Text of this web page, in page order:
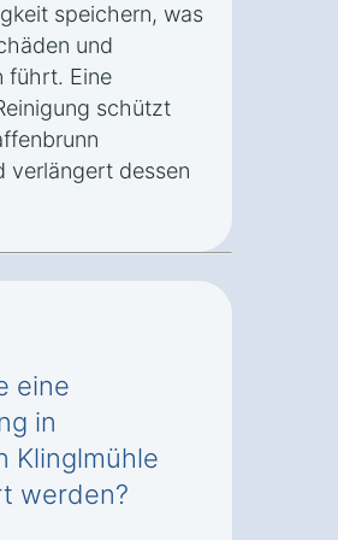
speichern, was
und
führt. Eine
schützt
verlängert dessen
eine
in
Klinglmühle
werden?